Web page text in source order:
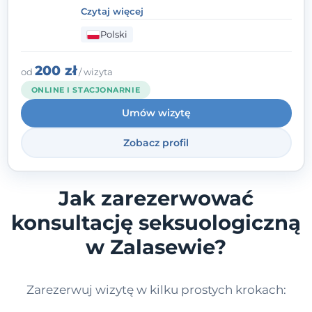
wewnętrzną siłę. Moja droga do
psychologii zaczęła się od życia - pełnego
wyzwań, które nauczyły mnie uważności,
empatii i pokory. Dziś łączę doświadczenie
nauczycielki, psychologa, psychoterapeuty
i seksuologa tworząc bezpieczną
przestrzeń, w której można poczuć spokój i
wsparcie. Nie obiecuję łatwych rozwiązań -
ale mogę obiecać, że będę po Twojej
Czytaj więcej
Polski
od 200 zł/ wizyta
ONLINE I STACJONARNIE
Umów wizytę
Zobacz profil
Jak zarezerwować
konsultację seksuologiczną
w Zalasewie?
Zarezerwuj wizytę w kilku prostych krokach: